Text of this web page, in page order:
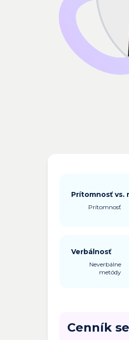
Prítomnosť vs.
Prítomnosť
Verbálnosť
Neverbálne
metódy
Cenník